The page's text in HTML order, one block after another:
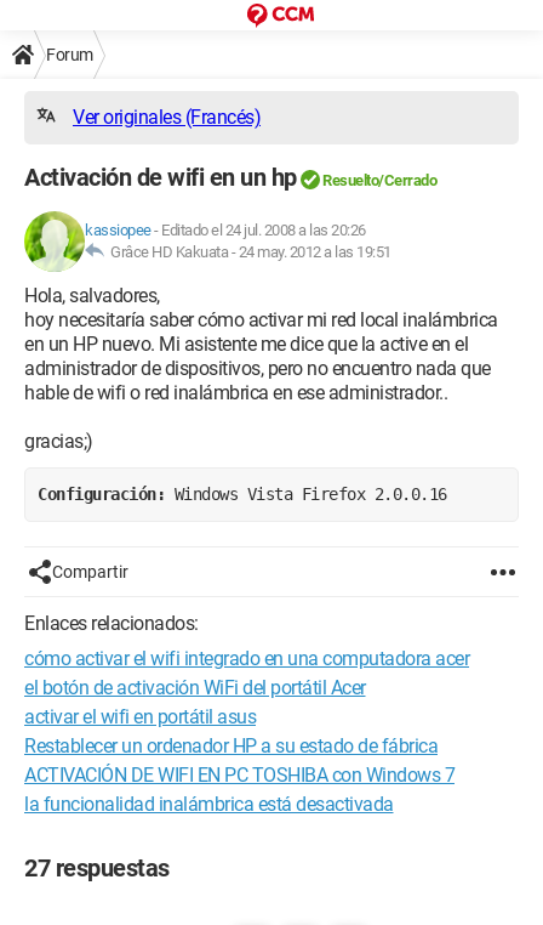
Forum
Ver originales (Francés)
Activación de wifi en un hp Resuelto/Cerrado
kassiopee- Editado el 24 jul. 2008 a las 20:26
Grâce HD Kakuata -24 may. 2012 a las 19:51
Hola, salvadores,
hoy necesitaría saber cómo activar mi red local inalámbrica
en un HP nuevo. Mi asistente me dice que la active en el
administrador de dispositivos, pero no encuentro nada que
hable de wifi o red inalámbrica en ese administrador..
gracias;)
Configuración: Windows Vista Firefox 2.0.0.16
Compartir
Enlaces relacionados:
cómo activar el wifi integrado en una computadora acer
el botón de activación WiFi del portátil Acer
activar el wifi en portátil asus
Restablecer un ordenador HP a su estado de fábrica
ACTIVACIÓN DE WIFI EN PC TOSHIBA con Windows 7
la funcionalidad inalámbrica está desactivada
27 respuestas